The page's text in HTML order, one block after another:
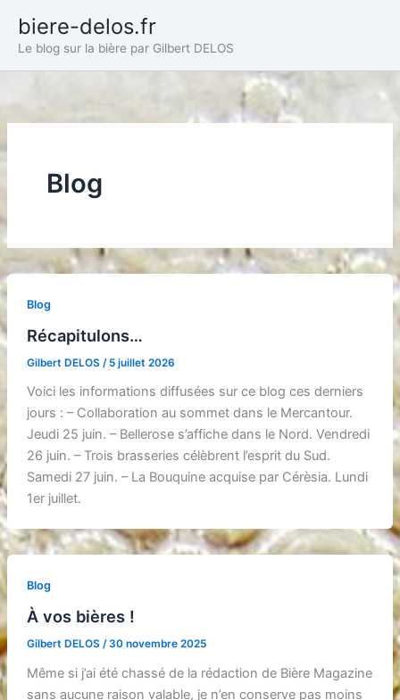
contenu
biere-delos.fr
Le blog sur la bière par Gilbert DELOS
Blog
Blog
Récapitulons…
Gilbert DELOS / 5 juillet 2026
Voici les informations diffusées sur ce blog ces derniers
jours : – Collaboration au sommet dans le Mercantour.
Jeudi 25 juin. – Bellerose s’affiche dans le Nord. Vendredi
26 juin. – Trois brasseries célèbrent l’esprit du Sud.
Samedi 27 juin. – La Bouquine acquise par Cérèsia. Lundi
1er juillet.
Blog
À vos bières !
Gilbert DELOS /30 novembre 2025
Même si j’ai été chassé de la rédaction de Bière Magazine
sans aucune raison valable, je n’en conserve pas moins